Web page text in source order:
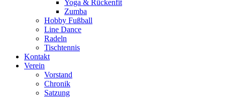
Yoga & Rückenfit
Zumba
Hobby Fußball
Line Dance
Radeln
Tischtennis
Kontakt
Verein
Vorstand
Chronik
Satzung